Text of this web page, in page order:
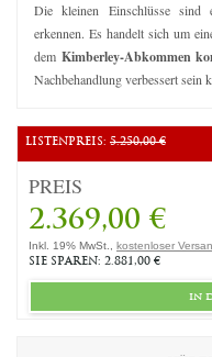
Die kleinen Einschlüsse sind
erkennen. Es handelt sich um
dem Kimberley-Abkommen
Nachbehandlung verbessert sein
LISTENPREIS: 5.250,00 €
PREIS
2.369,00 €
Inkl. 19% MwSt., kostenloser
SIE SPAREN: 2.881,00 €
in